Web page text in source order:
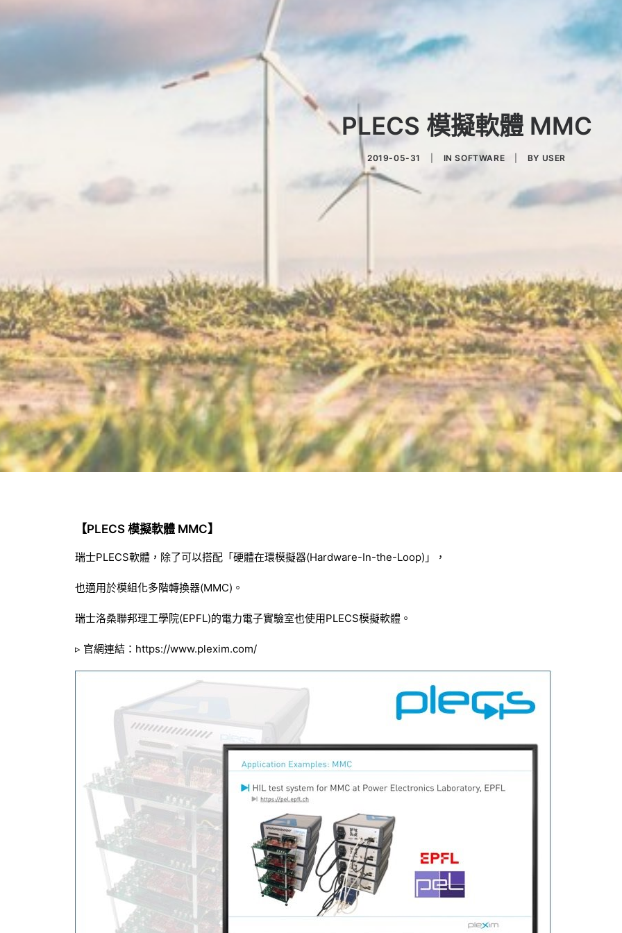
PLECS 模擬軟體 MMC
2019-05-31 INSOFTWARE BY USER
【PLECS 模擬軟體 MMC】
瑞士PLECS軟體，除了可以搭配「硬體在環模擬器(Hardware-In-the-Loop)」，
也適用於模組化多階轉換器(MMC)。
瑞士洛桑聯邦理工學院(EPFL)的電力電子實驗室也使用PLECS模擬軟體。
▹ 官網連結： https://www.plexim.com/